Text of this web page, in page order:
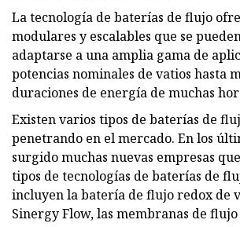
La tecnología de baterías de flujo
modulares y escalables que se
adaptarse a una amplia gama de
potencias nominales de vatios hasta
duraciones de energía de muchas
Existen varios tipos de baterías de
penetrando en el mercado. En los
surgido muchas nuevas empresas
tipos de tecnologías de baterías de
incluyen la batería de flujo redox de
Sinergy Flow, las membranas de